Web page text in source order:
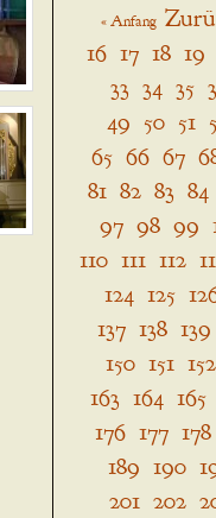
« Anfang
16 17 18 19
33 34 35
49 50 51
65 66 67
81 82 83 84
97 98 99
110 111 112
124 125
137 138 139
150 151 152
163 164 165
176 177 178
189 190
201 202